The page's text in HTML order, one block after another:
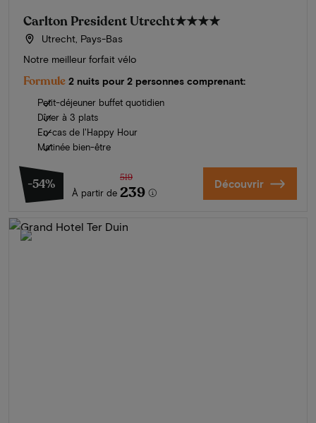
Carlton President Utrecht★★★★
Utrecht, Pays-Bas
Notre meilleur forfait vélo
Formule 2 nuits pour 2 personnes comprenant:
Petit-déjeuner buffet quotidien
Dîner à 3 plats
En-cas de l'Happy Hour
Matinée bien-être
-54%
À partir de
519
239 Découvrir